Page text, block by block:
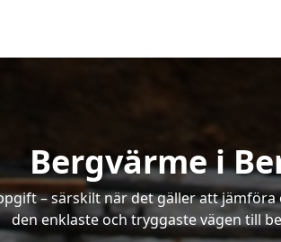
Bergvärme i
– särskilt när det gäller att
den enklaste och tryggaste vägen till